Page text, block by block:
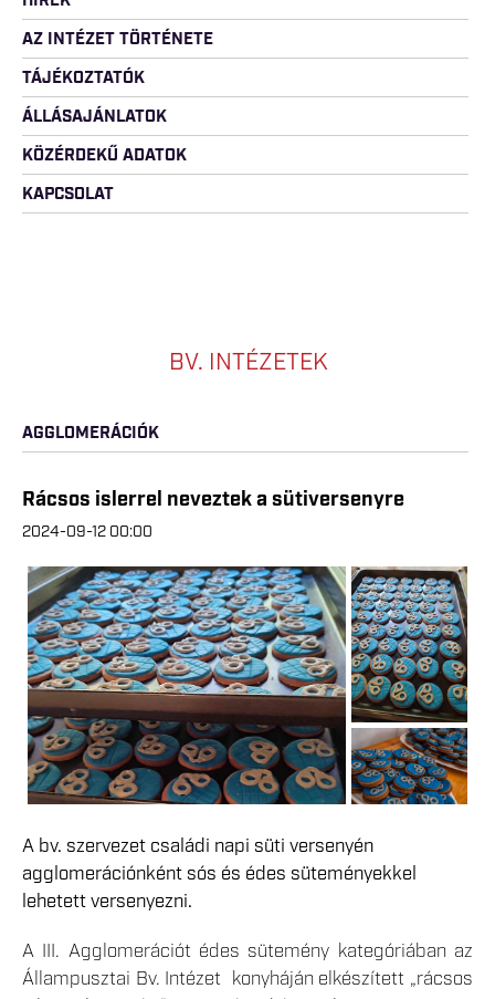
AZ INTÉZET TÖRTÉNETE
TÁJÉKOZTATÓK
ÁLLÁSAJÁNLATOK
KÖZÉRDEKŰ ADATOK
KAPCSOLAT
BV. INTÉZETEK
AGGLOMERÁCIÓK
Rácsos islerrel neveztek a sütiversenyre
2024-09-12 00:00
A bv. szervezet családi napi süti versenyén
agglomerációnként sós és édes süteményekkel
lehetett versenyezni.
A III. Agglomerációt édes sütemény kategóriában az
Állampusztai Bv. Intézet konyháján elkészített „rácsos